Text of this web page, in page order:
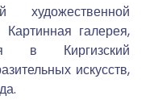
художественной
галерея,
в Киргизский
искусств,